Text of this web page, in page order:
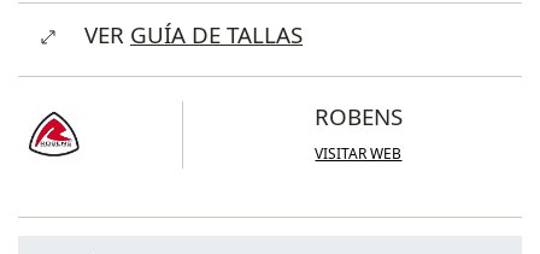
VER GUÍA DE TALLAS
ROBENS
VISITAR WEB